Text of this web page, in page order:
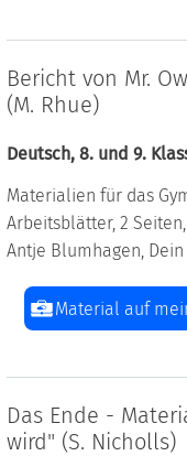
Bericht von Mr.
(M. Rhue)
Deutsch, 8. und 9.
Materialien für das
Arbeitsblätter, 2 Seiten,
Antje Blumhagen,
Material auf
Das Ende -
wird" (S. Nicholls)